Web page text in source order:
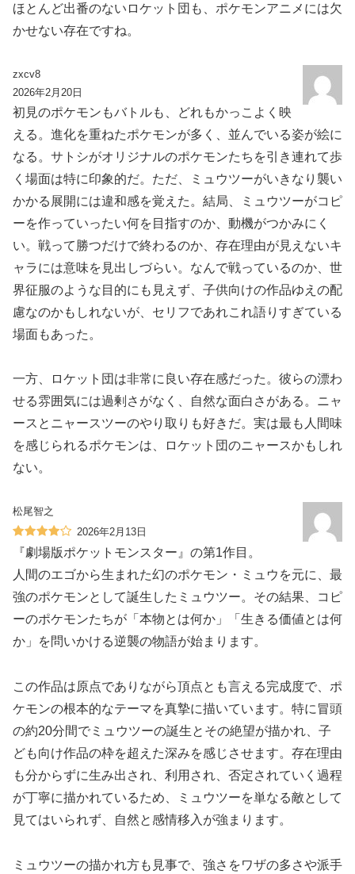
ほとんど出番のないロケット団も、ポケモンアニメには欠
かせない存在ですね。
zxcv8
2026年2月20日
初見のポケモンもバトルも、どれもかっこよく映
える。進化を重ねたポケモンが多く、並んでいる姿が絵に
なる。サトシがオリジナルのポケモンたちを引き連れて歩
く場面は特に印象的だ。ただ、ミュウツーがいきなり襲い
かかる展開には違和感を覚えた。結局、ミュウツーがコピ
ーを作っていったい何を目指すのか、動機がつかみにく
い。戦って勝つだけで終わるのか、存在理由が見えないキ
ャラには意味を見出しづらい。なんで戦っているのか、世
界征服のような目的にも見えず、子供向けの作品ゆえの配
慮なのかもしれないが、セリフであれこれ語りすぎている
場面もあった。
一方、ロケット団は非常に良い存在感だった。彼らの漂わ
せる雰囲気には過剰さがなく、自然な面白さがある。ニャ
ースとニャースツーのやり取りも好きだ。実は最も人間味
を感じられるポケモンは、ロケット団のニャースかもしれ
ない。
松尾智之
2026年2月13日
『劇場版ポケットモンスター』の第1作目。
人間のエゴから生まれた幻のポケモン・ミュウを元に、最
強のポケモンとして誕生したミュウツー。その結果、コピ
ーのポケモンたちが「本物とは何か」「生きる価値とは何
か」を問いかける逆襲の物語が始まります。
この作品は原点でありながら頂点とも言える完成度で、ポ
ケモンの根本的なテーマを真摯に描いています。特に冒頭
の約20分間でミュウツーの誕生とその絶望が描かれ、子
ども向け作品の枠を超えた深みを感じさせます。存在理由
も分からずに生み出され、利用され、否定されていく過程
が丁寧に描かれているため、ミュウツーを単なる敵として
見てはいられず、自然と感情移入が強まります。
ミュウツーの描かれ方も見事で、強さをワザの多さや派手